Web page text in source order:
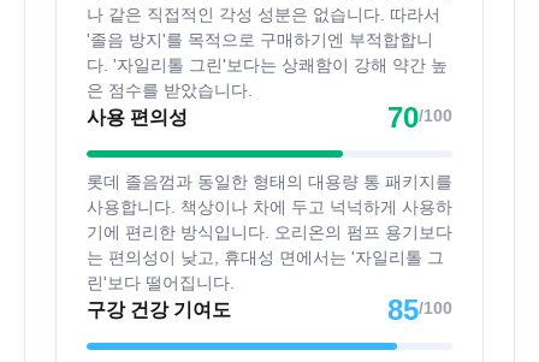
나 같은 직접적인 각성 성분은 없습니다. 따라서
'졸음 방지'를 목적으로 구매하기엔 부적합합니
다. '자일리톨 그린'보다는 상쾌함이 강해 약간 높
은 점수를 받았습니다.
사용 편의성 70/100
롯데 졸음껌과 동일한 형태의 대용량 통 패키지를
사용합니다. 책상이나 차에 두고 넉넉하게 사용하
기에 편리한 방식입니다. 오리온의 펌프 용기보다
는 편의성이 낮고, 휴대성 면에서는 '자일리톨 그
린'보다 떨어집니다.
구강 건강 기여도 85/100